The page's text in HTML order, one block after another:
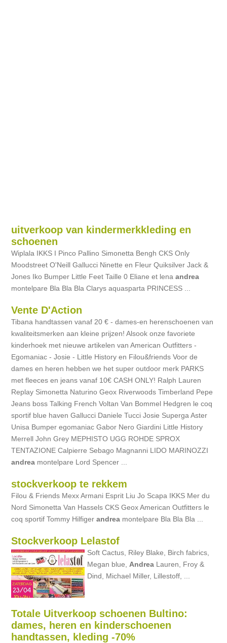
uitverkoop van kindermerkkleding en
schoenen
Wiplala IKKS I Pinco Pallino Simonetta Bengh CKS Only
Moodstreet O'Neill Gallucci Ninette en Fleur Quiksilver Jack &
Jones Iko Bumper Little Feet Taille 0 Eliane et lenaandrea
montelpare Bla Bla Bla Clarys aquasparta PRINCESS ...
Vente D'Action
Tibana handtassen vanaf 20 € - dames-en herenschoenen van
kwaliteitsmerken aan kleine prijzen! Alsook onze favoriete
kinderhoek met nieuwe artikelen van American Outfitters -
Egomaniac - Josie - Little History en Filou&friends Voor de
dames en heren hebben we het super outdoor merk PARKS
met fleeces en jeans vanaf 10€ CASH ONLY! Ralph Lauren
Replay Simonetta Naturino Geox Riverwoods Timberland Pepe
Jeans boss Talking French Voltan Van Bommel Hedgren le coq
sportif blue haven Gallucci Daniele Tucci Josie Superga Aster
Unisa Bumper egomaniac Gabor Nero Giardini Little History
Merrell John Grey MEPHISTO UGG ROHDE SPROX
TENTAZIONE Calpierre Sebago Magnanni LIDO MARINOZZI
andrea montelpare Lord Spencer ...
stockverkoop te rekkem
Filou & Friends Mexx Armani Esprit Liu Jo Scapa IKKS Mer du
Nord Simonetta Van Hassels CKS Geox American Outfitters le
coq sportif Tommy Hilfigerandrea montelpare Bla Bla Bla ...
Stockverkoop Lelastof
Soft Cactus, Riley Blake, Birch fabrics,
Megan blue, Andrea Lauren, Froy &
Dind, Michael Miller, Lillestoff, ...
Totale Uitverkoop schoenen Bultino:
dames, heren en kinderschoenen
handtassen, kleding -70%